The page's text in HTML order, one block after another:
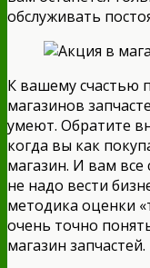
обслуживать
К вашему счастью
магазинов
умеют. Обратите
когда вы как
магазин. И вам все
не надо вести
методика оценки
очень точно
магазин запчастей.